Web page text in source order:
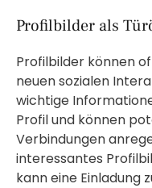
Profilbilder als
Profilbilder können
neuen sozialen
wichtige
Profil und können
Verbindungen
interessantes
kann eine Einladung